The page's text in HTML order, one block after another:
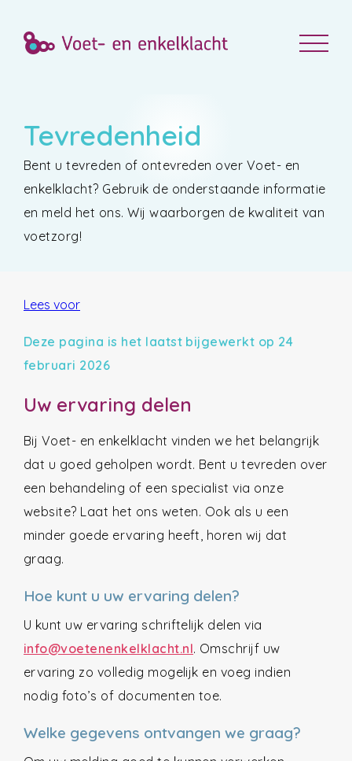
Tevredenheid
Bent u tevreden of ontevreden over Voet- en
enkelklacht? Gebruik de onderstaande informatie
en meld het ons. Wij waarborgen de kwaliteit van
voetzorg!
Lees voor
Deze pagina is het laatst bijgewerkt op 24
februari 2026
Uw ervaring delen
Bij Voet- en enkelklacht vinden we het belangrijk
dat u goed geholpen wordt. Bent u tevreden over
een behandeling of een specialist via onze
website? Laat het ons weten. Ook als u een
minder goede ervaring heeft, horen wij dat
graag.
Hoe kunt u uw ervaring delen?
U kunt uw ervaring schriftelijk delen via
info@voetenenkelklacht.nl. Omschrijf uw
ervaring zo volledig mogelijk en voeg indien
nodig foto’s of documenten toe.
Welke gegevens ontvangen we graag?